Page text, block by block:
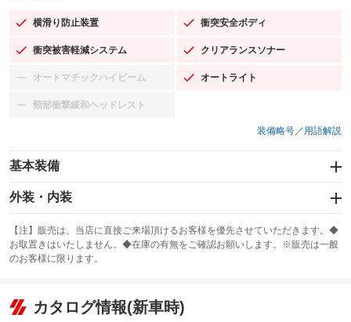
横滑り防止装置
：装備あり 衝突安全ボディ
：装備あり
衝突被害軽減システム
：装備あり クリアランスソナー
：装備あり
オートマチックハイビーム
：装備なし オートライト
：装備あり
頸部衝撃緩和ヘッドレスト
：装備なし
装備略号／用語解説
基本装備
エアバッグ：運転席/助手席/サイド
：装備あり
：装備なし
サンルーフ
：装備なし ABS
リフトアップ
：装備なし
外装・内装
カーナビ：HDDナビ
：装備あり
TV
：装備なし
ビジュアル
：装備なし
【注】販売は、当店に直接ご来場頂けるお客様を優先させていただきます。◆
お取置きはいたしません。◆在庫の有無をご確認お願いします。※販売は一般
のお客様に限ります。
カタログ情報(新車時)